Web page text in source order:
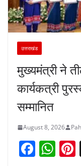
उत्तराखंड
मुख्यमंत्री ने
कार्यकत्री
सम्मानित
August 8, 2026
F W